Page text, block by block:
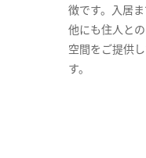
徴です。入居
他にも住人と
空間をご提供
す。